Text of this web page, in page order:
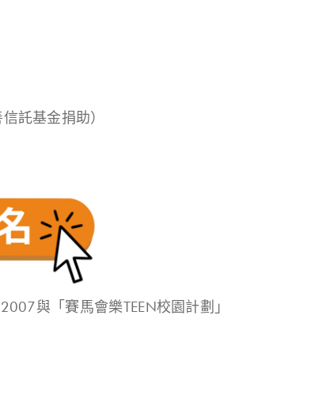
託基金捐助）
與「賽馬會樂TEEN校園計劃」